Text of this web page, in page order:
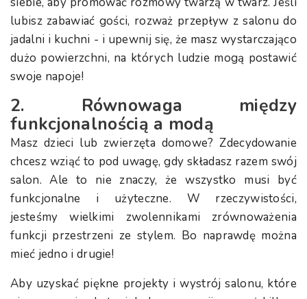
lubisz zabawiać gości, rozważ przepływ z salonu do
jadalni i kuchni - i upewnij się, że masz wystarczająco
dużo powierzchni, na których ludzie mogą postawić
swoje napoje!
2. Równowaga między
funkcjonalnością a modą
Masz dzieci lub zwierzęta domowe? Zdecydowanie
chcesz wziąć to pod uwagę, gdy składasz razem swój
salon. Ale to nie znaczy, że wszystko musi być
funkcjonalne i użyteczne. W rzeczywistości,
jesteśmy wielkimi zwolennikami zrównoważenia
funkcji przestrzeni ze stylem. Bo naprawdę można
mieć jedno i drugie!
Aby uzyskać piękne projekty i wystrój salonu, które